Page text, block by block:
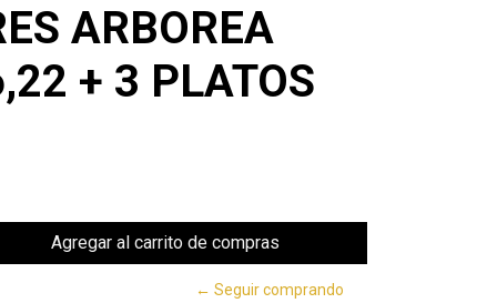
ARBOREA
+ 3 PLATOS
← Seguir comprando